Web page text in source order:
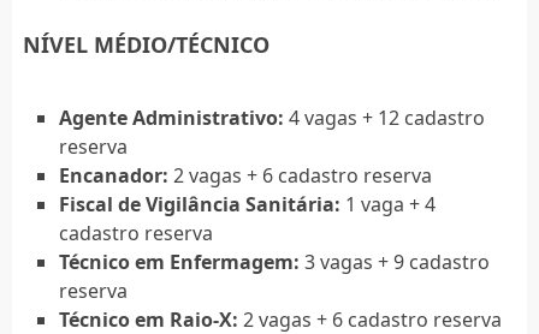
NÍVEL MÉDIO/TÉCNICO
Agente Administrativo: 4 vagas + 12 cadastro
reserva
Encanador: 2 vagas + 6 cadastro reserva
Fiscal de Vigilância Sanitária: 1 vaga + 4
cadastro reserva
Técnico em Enfermagem: 3 vagas + 9 cadastro
reserva
Técnico em Raio-X: 2 vagas + 6 cadastro reserva